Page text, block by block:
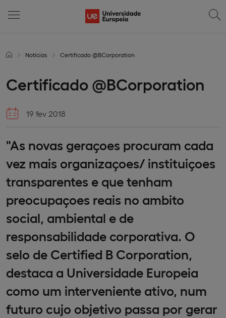
Notícias Certificado @BCorporation
Certificado @BCorporation
19 fev 2018
"As novas geraçoes procuram cada
vez mais organizaçoes/ instituiçoes
transparentes e que tenham
preocupaçoes reais no ambito
social, ambiental e de
responsabilidade corporativa. O
selo de Certified B Corporation,
destaca a Universidade Europeia
como um interveniente ativo, num
futuro cujo objetivo passa por gerar